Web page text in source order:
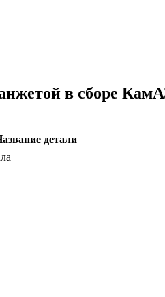
в сборе
детали